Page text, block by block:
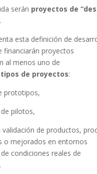
serán proyectos de
.
esta definición de
financiarán proyectos
al menos uno de
de proyectos:
prototipos,
pilotos,
validación de productos,
o mejorados en entornos
condiciones reales de